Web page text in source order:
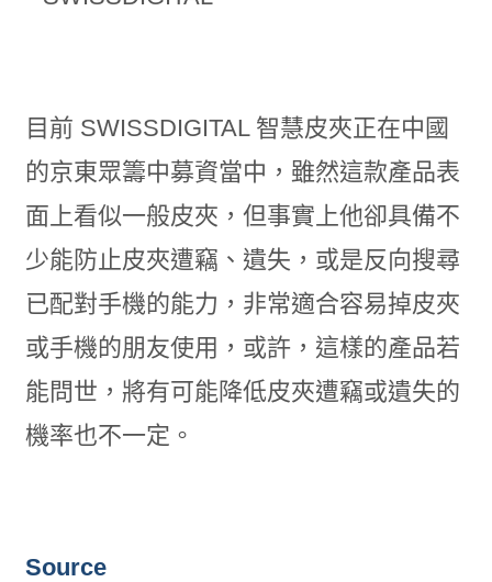
目前 SWISSDIGITAL 智慧皮夾正在中國
的京東眾籌中募資當中，雖然這款產品表
面上看似一般皮夾，但事實上他卻具備不
少能防止皮夾遭竊、遺失，或是反向搜尋
已配對手機的能力，非常適合容易掉皮夾
或手機的朋友使用，或許，這樣的產品若
能問世，將有可能降低皮夾遭竊或遺失的
機率也不一定。
Source